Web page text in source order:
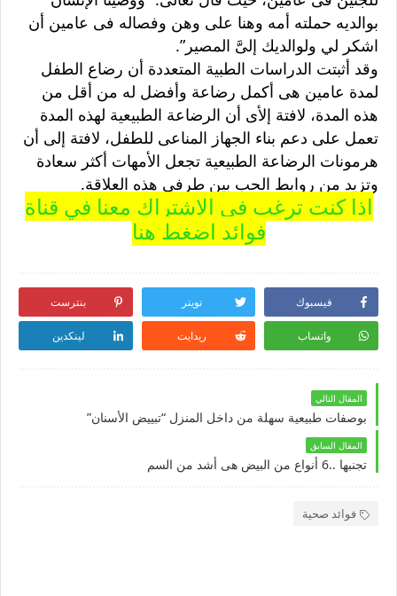
بوالديه حملته أمه وهنا على وهن وفصاله فى عامين أن
اشكر لي ولوالديك إلىَّ المصير”.
وقد أثبتت الدراسات الطبية المتعددة أن رضاع الطفل
لمدة عامين هى أكمل رضاعة وأفضل له من أقل من
هذه المدة، لافتة إلأى أن الرضاعة الطبيعية لهذه المدة
تعمل على دعم بناء الجهاز المناعى للطفل، لافتة إلى أن
هرمونات الرضاعة الطبيعية تجعل الأمهات أكثر سعادة
وتزيد من روابط الحب بين طرفى هذه العلاقة.
اذا كنت ترغب في الاشتراك معنا في قناة
فوائد اضغط هنا
فيسبوك تويتر بنترست
واتساب ريدايت لينكدين
المقال التالي
بوصفات طبيعية سهلة من داخل المنزل “تبييض الأسنان”
المقال السابق
تجنبها ..6 أنواع من البيض هى أشد من السم
فوائد صحية